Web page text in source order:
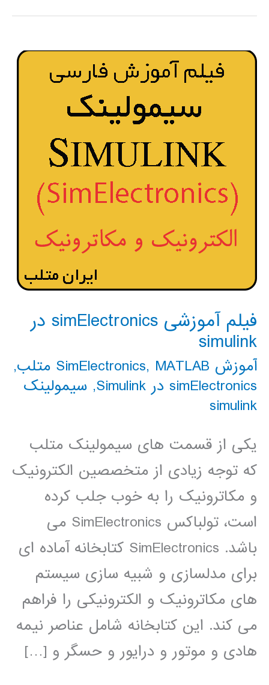
فیلم آموزشی simElectronics در
simulink
آموزش SimElectronics , MATLAB متلب
,
simElectronics در Simulink
, سیمولینک
simulink
یکی از قسمت های سیمولینک متلب
که توجه زیادی از متخصصین الکترونیک
و مکاترونیک را به خوب جلب کرده
است، تولباکس SimElectronics می
باشد. SimElectronics کتابخانه آماده ای
برای مدلسازی و شبیه سازی سیستم
های مکاترونیک و الکترونیکی را فراهم
می کند. این کتابخانه شامل عناصر نیمه
هادی و موتور و درایور و حسگر و […]